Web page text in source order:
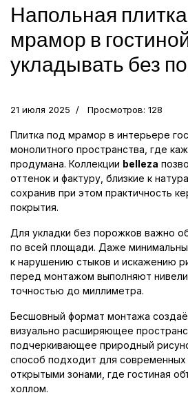
Напольная
мрамор в
укладывать без
21 июля 2025 Просмотров: 128
Плитка под мрамор в интерьере
монолитного пространства, где
продумана. Коллекции belleza
оттенок и фактуру, близкие к
сохранив при этом практичность
покрытия.
Для укладки без порожков важно
по всей площади. Даже
к нарушению стыков и искажению
перед монтажом выполняют
точностью до миллиметра.
Бесшовный формат монтажа
визуально расширяющее
подчеркивающее природный
способ подходит для современных
открытыми зонами, где гостиная
холлом.